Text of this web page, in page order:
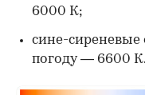
6000 К;
сине-сиреневые
погоду — 6600 К.